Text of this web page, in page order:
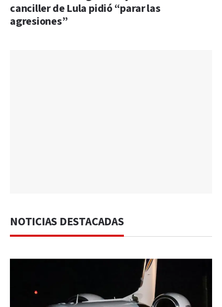
canciller de Lula pidió “parar las
agresiones”
NOTICIAS DESTACADAS